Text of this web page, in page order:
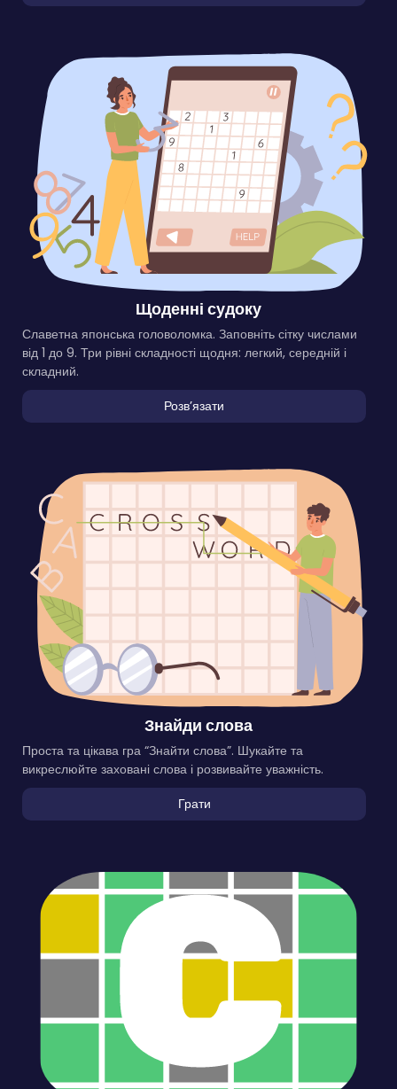
Щоденні судоку
Славетна японська головоломка. Заповніть сітку числами
від 1 до 9. Три рівні складності щодня: легкий, середній і
складний.
Розвʼязати
Знайди слова
Проста та цікава гра “Знайти слова”. Шукайте та
викреслюйте заховані слова і розвивайте уважність.
Грати